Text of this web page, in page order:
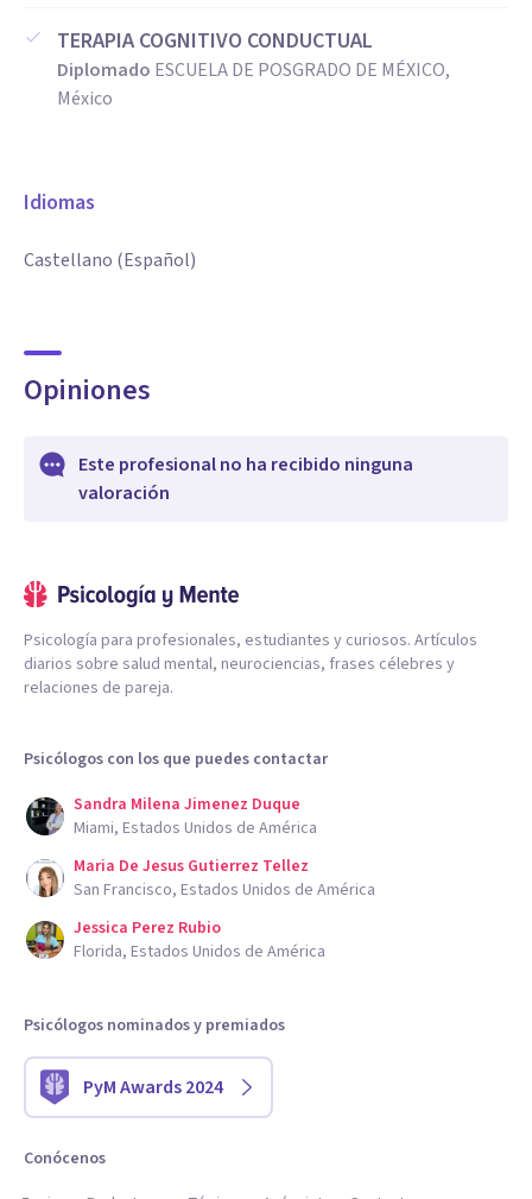
TERAPIA COGNITIVO CONDUCTUAL
Diplomado ESCUELA DE POSGRADO DE MÉXICO,
México
Idiomas
Castellano (Español)
Opiniones
Este profesional no ha recibido ninguna
valoración
Psicología para profesionales, estudiantes y curiosos. Artículos
diarios sobre salud mental, neurociencias, frases célebres y
relaciones de pareja.
Psicólogos con los que puedes contactar
Sandra Milena Jimenez Duque
Miami, Estados Unidos de América
Maria De Jesus Gutierrez Tellez
San Francisco, Estados Unidos de América
Jessica Perez Rubio
Florida, Estados Unidos de América
Psicólogos nominados y premiados
PyM Awards 2024
Conócenos